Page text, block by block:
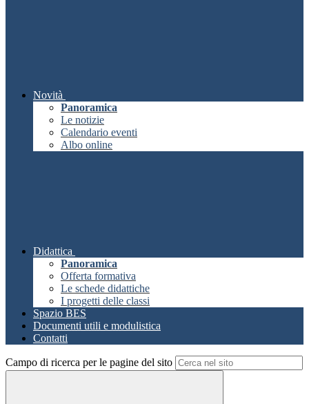
Novità
Panoramica
Le notizie
Calendario eventi
Albo online
Didattica
Panoramica
Offerta formativa
Le schede didattiche
I progetti delle classi
Spazio BES
Documenti utili e modulistica
Contatti
Campo di ricerca per le pagine del sito